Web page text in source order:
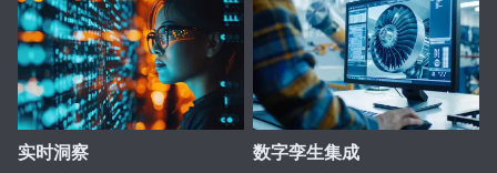
实时洞察 数字孪生集成